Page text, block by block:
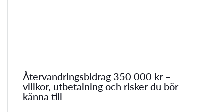
Återvandringsbidrag 350 000 kr –
villkor, utbetalning och risker du bör
känna till